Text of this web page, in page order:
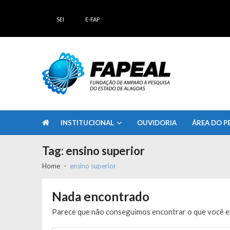
SEI E-FAP
INSTITUCIONAL OUVIDORIA ÁREA DO
Tag: ensino superior
Home ensino superior
Nada encontrado
Parece que não conseguimos encontrar o que você